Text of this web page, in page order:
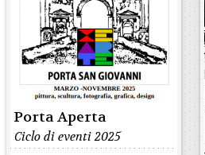
Porta Aperta
Ciclo di eventi 2025